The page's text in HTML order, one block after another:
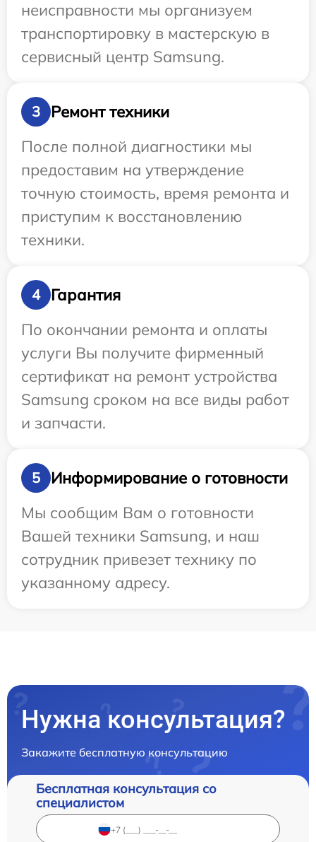
неисправности мы организуем
транспортировку в мастерскую в
сервисный центр Samsung.
3
Ремонт техники
После полной диагностики мы
предоставим на утверждение
точную стоимость, время ремонта и
приступим к восстановлению
техники.
4
Гарантия
По окончании ремонта и оплаты
услуги Вы получите фирменный
сертификат на ремонт устройства
Samsung сроком на все виды работ
и запчасти.
5
Информирование о готовности
Мы сообщим Вам о готовности
Вашей техники Samsung, и наш
сотрудник привезет технику по
указанному адресу.
Нужна консультация?
Закажите бесплатную консультацию
Бесплатная консультация со
специалистом